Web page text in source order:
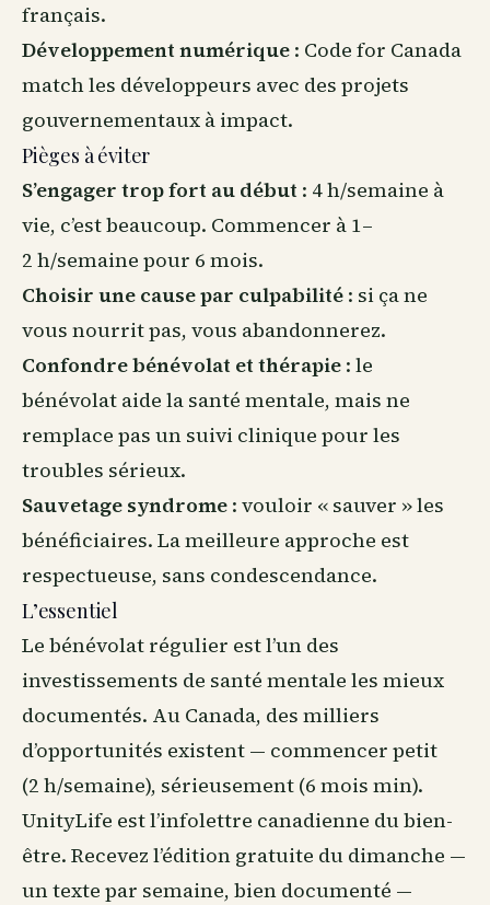
français.
Développement numérique : Code for Canada
match les développeurs avec des projets
gouvernementaux à impact.
Pièges à éviter
S’engager trop fort au début : 4 h/semaine à
vie, c’est beaucoup. Commencer à 1–
2 h/semaine pour 6 mois.
Choisir une cause par culpabilité : si ça ne
vous nourrit pas, vous abandonnerez.
Confondre bénévolat et thérapie : le
bénévolat aide la santé mentale, mais ne
remplace pas un suivi clinique pour les
troubles sérieux.
Sauvetage syndrome : vouloir « sauver » les
bénéficiaires. La meilleure approche est
respectueuse, sans condescendance.
L’essentiel
Le bénévolat régulier est l’un des
investissements de santé mentale les mieux
documentés. Au Canada, des milliers
d’opportunités existent — commencer petit
(2 h/semaine), sérieusement (6 mois min).
UnityLife est l’infolettre canadienne dubien-
être. Recevez l’édition gratuite du dimanche —
un texte par semaine, bien documenté —